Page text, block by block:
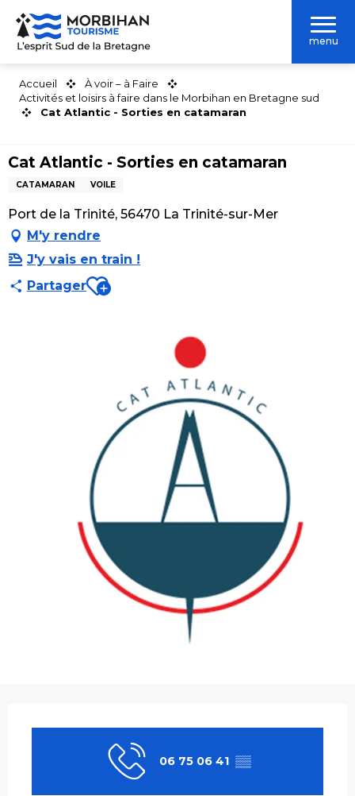
Aller
contenu
menu
Accueil
À voir – à Faire
Activités et loisirs à faire dans le Morbihan en Bretagne sud
Cat Atlantic - Sorties en catamaran
Cat Atlantic - Sorties en catamaran
CATAMARAN VOILE
Port de la Trinité, 56470 La Trinité-sur-Mer
M'y rendre
J'y vais en train !
PartagerAjouter aux favoris
06 75 06 41 ▒▒